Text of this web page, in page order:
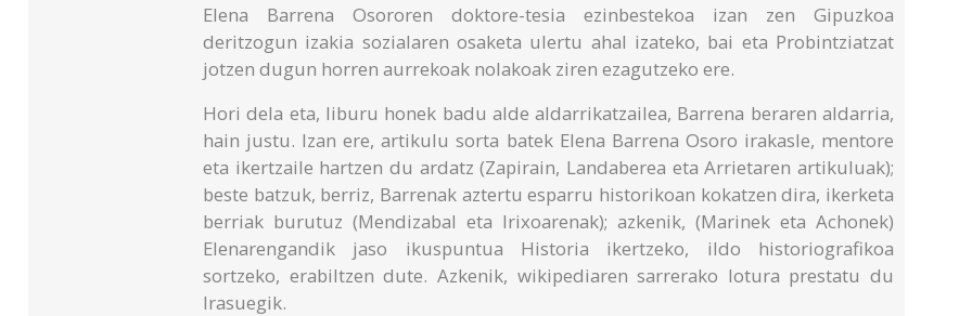
Elena Barrena Osororen doktore-tesia ezinbestekoa izan zen Gipuzkoa
deritzogun izakia sozialaren osaketa ulertu ahal izateko, bai eta Probintziatzat
jotzen dugun horren aurrekoak nolakoak ziren ezagutzeko ere.
Hori dela eta, liburu honek badu alde aldarrikatzailea, Barrena beraren aldarria,
hain justu. Izan ere, artikulu sorta batek Elena Barrena Osoro irakasle, mentore
eta ikertzaile hartzen du ardatz (Zapirain, Landaberea eta Arrietaren artikuluak);
beste batzuk, berriz, Barrenak aztertu esparru historikoan kokatzen dira, ikerketa
berriak burutuz (Mendizabal eta Irixoarenak); azkenik, (Marinek eta Achonek)
Elenarengandik jaso ikuspuntua Historia ikertzeko, ildo historiografikoa
sortzeko, erabiltzen dute. Azkenik, wikipediaren sarrerako lotura prestatu du
Irasuegik.